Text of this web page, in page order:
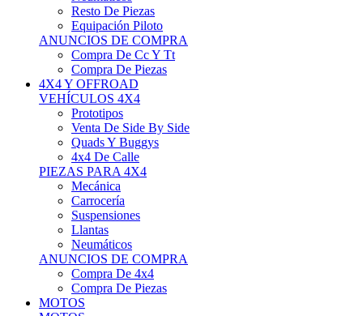
Resto De Piezas
Equipación Piloto
ANUNCIOS DE COMPRA
Compra De Cc Y Tt
Compra De Piezas
4X4 Y OFFROAD
VEHÍCULOS 4X4
Prototipos
Venta De Side By Side
Quads Y Buggys
4x4 De Calle
PIEZAS PARA 4X4
Mecánica
Carrocería
Suspensiones
Llantas
Neumáticos
ANUNCIOS DE COMPRA
Compra De 4x4
Compra De Piezas
MOTOS